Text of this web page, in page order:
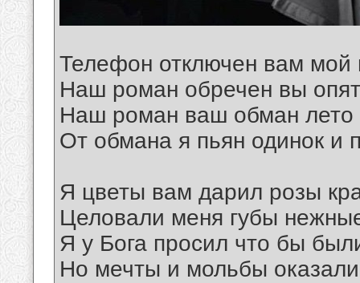
Телефон отключен вам мой
Наш роман обречен вы
Наш роман ваш обман лето
От обмана я пьян одинок и
Я цветы вам дарил розы
Целовали меня губы
Я у Бога просил что бы
Но мечты и мольбы